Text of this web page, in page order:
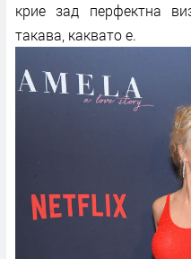
крие зад перфектна
такава, каквато е.